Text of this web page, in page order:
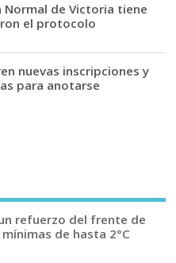
Normal de Victoria tiene
el protocolo
nuevas inscripciones y
para anotarse
refuerzo del frente de
de hasta 2°C